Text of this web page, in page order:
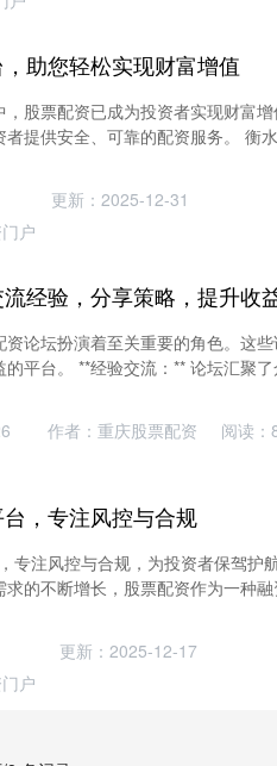
助您轻松实现财富增值
股票配资已成为投资者实现财富
提供安全、可靠的配资服务。 衡
更新：2025-12-31
户
经验，分享策略，提升收
论坛扮演着至关重要的角色。这
平台。 **经验交流：** 论坛汇聚
作者：重庆股票配资 阅读：
，专注风控与合规
专注风控与合规，为投资者保驾护
的不断增长，股票配资作为一种
更新：2025-12-17
户